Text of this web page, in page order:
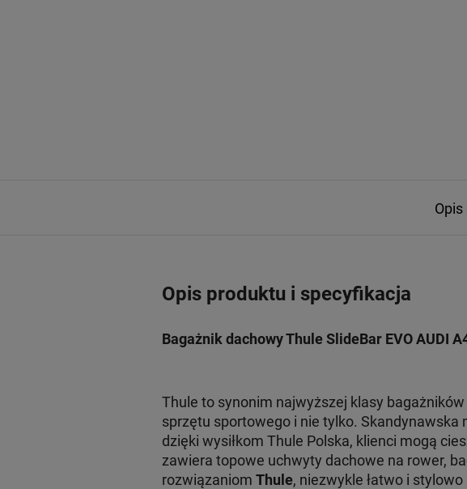
Opis produktu i specyfikacja
Bagażnik dachowy Thule SlideBar EVO AUDI
Thule to synonim najwyższej klasy
sprzętu sportowego i nie tylko.
dzięki wysiłkom Thule Polska, klienci mogą
zawiera topowe uchwyty dachowe na rower,
rozwiązaniom Thule, niezwykle łatwo i